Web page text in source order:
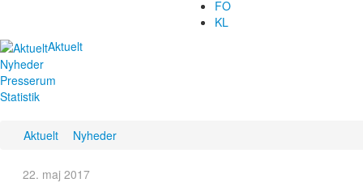
FO
KL
Aktuelt
Nyheder
Presserum
Statistik
Aktuelt Nyheder
22. maj 2017